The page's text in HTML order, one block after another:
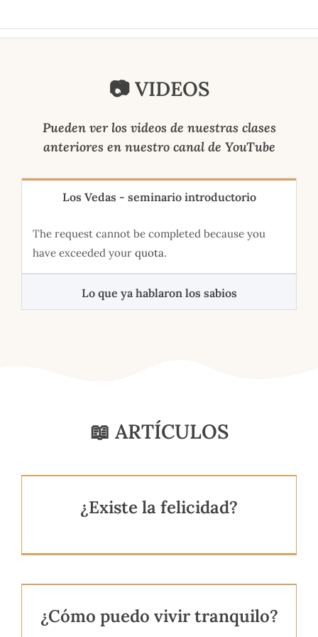
al
📷 VIDEOS
Pueden ver los videos de nuestras clases
anteriores en nuestro canal de YouTube
Los Vedas - seminario introductorio
The request cannot be completed because you
have exceeded your quota.
Lo que ya hablaron los sabios
📖 ARTÍCULOS
¿Existe la felicidad?
¿Cómo puedo vivir tranquilo?